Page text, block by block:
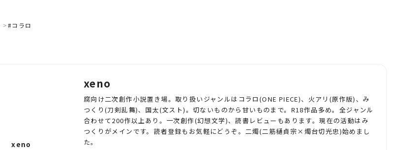
#コラロ
xeno
xeno
腐向け二次創作小説置き場。取り扱いジャンルはコラロ(ONE PIECE)、火アリ(原作版)、み
つくり(刀剣乱舞)、国太(文スト)。切ないものから甘いものまで。R18作品多め。全ジャンル
合わせて200作以上あり。一次創作(幻想文学)、読書レビューもあります。現在の活動はみ
つくりがメインです。読者登録もお気軽にどうぞ。二燭(二筋樋貞宗×燭台切光忠)始めまし
た。